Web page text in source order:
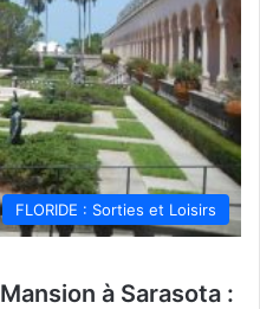
FLORIDE : Sorties et Loisirs
à Sarasota :